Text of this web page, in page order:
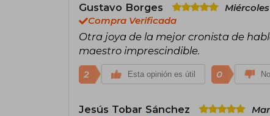
Gustavo Borges
Compra Verificada
Otra joya de la mejor cronista de
maestro imprescindible.
2 Esta opinión es útil 0
Jesús Tobar Sánchez